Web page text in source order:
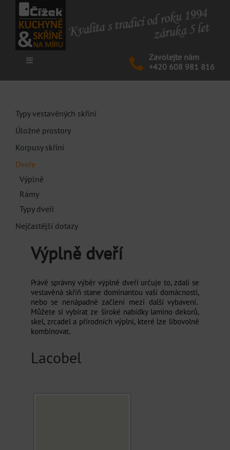
content
Toggle
SHOWROOM CHRÁŠŤANY
Zavolejte nám
+420 608 981 816
Typy vestavěných skříní
Úložné prostory
Korpusy skříní
Dveře
Výplně
Rámy
Typy dveří
Nejčastější dotazy
Výplně dveří
Právě správný výběr výplně dveří určuje to, zdali se
vestavěná skříň stane dominantou vaší domácnosti,
nebo se nenápadně začlení mezi další vybavení.
Můžete si vybírat ze široké nabídky lamino dekorů,
skel, zrcadel a přírodních výplní, které lze libovolně
kombinovat.
Lacobel